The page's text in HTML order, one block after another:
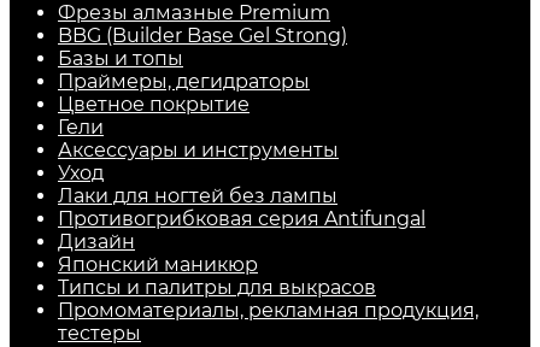
Фрезы алмазные Premium
BBG (Builder Base Gel Strong)
Базы и топы
Праймеры, дегидраторы
Цветное покрытие
Гели
Аксессуары и инструменты
Уход
Лаки для ногтей без лампы
Противогрибковая серия Antifungal
Дизайн
Японский маникюр
Типсы и палитры для выкрасов
Промоматериалы, рекламная продукция,
тестеры